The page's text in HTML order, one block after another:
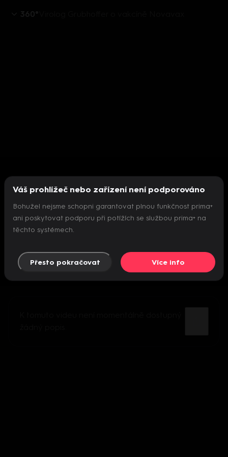
360°
Nepodařilo se inicializovat přehrávač
Váš prohlížeč nebo zařízení není podporováno
Bohužel nejsme schopni garantovat plnou funkčnost prima+
ani poskytovat podporu při potížích se službou prima+ na
těchto systémech.
Přesto pokračovat Více info